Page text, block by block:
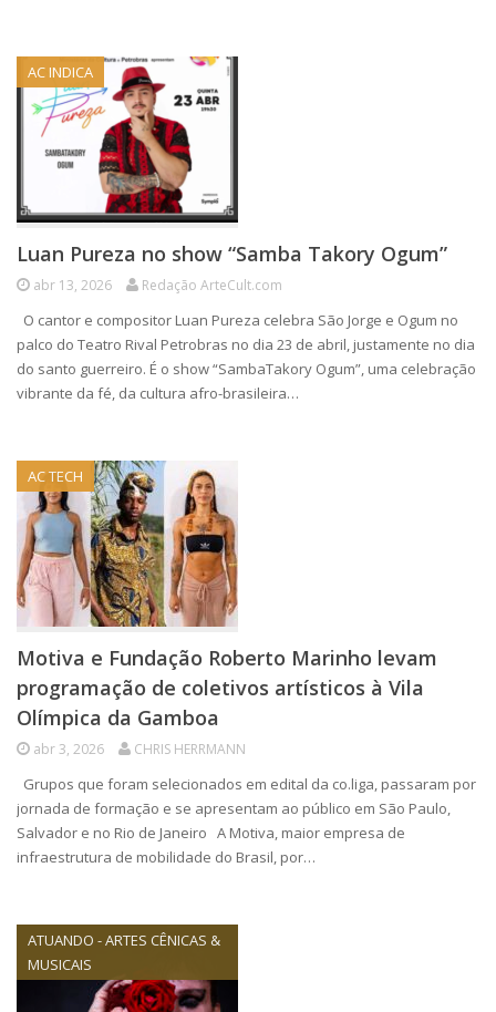
AC INDICA
Luan Pureza no show “Samba Takory Ogum”
abr 13, 2026 Redação ArteCult.com
O cantor e compositor Luan Pureza celebra São Jorge e Ogum no
palco do Teatro Rival Petrobras no dia 23 de abril, justamente no dia
do santo guerreiro. É o show “SambaTakory Ogum”, uma celebração
vibrante da fé, da cultura afro-brasileira…
AC TECH
Motiva e Fundação Roberto Marinho levam
programação de coletivos artísticos à Vila
Olímpica da Gamboa
abr 3, 2026 CHRIS HERRMANN
Grupos que foram selecionados em edital da co.liga, passaram por
jornada de formação e se apresentam ao público em São Paulo,
Salvador e no Rio de Janeiro A Motiva, maior empresa de
infraestrutura de mobilidade do Brasil, por…
ATUANDO - ARTES CÊNICAS &
MUSICAIS